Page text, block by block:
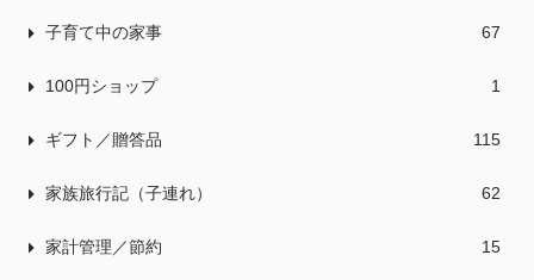
子育て中の家事 67
100円ショップ 1
ギフト／贈答品 115
家族旅行記（子連れ） 62
家計管理／節約 15